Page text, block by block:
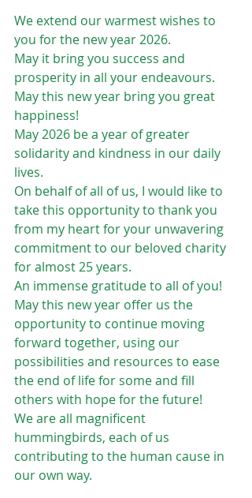
We extend our warmest wishes to
you for the new year 2026.
May it bring you success and
prosperity in all your endeavours.
May this new year bring you great
happiness!
May 2026 be a year of greater
solidarity and kindness in our daily
lives.
On behalf of all of us, I would like to
take this opportunity to thank you
from my heart for your unwavering
commitment to our beloved charity
for almost 25 years.
An immense gratitude to all of you!
May this new year offer us the
opportunity to continue moving
forward together, using our
possibilities and resources to ease
the end of life for some and fill
others with hope for the future!
We are all magnificent
hummingbirds, each of us
contributing to the human cause in
our own way.